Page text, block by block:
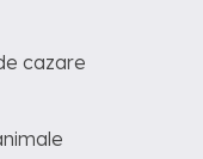
cazare